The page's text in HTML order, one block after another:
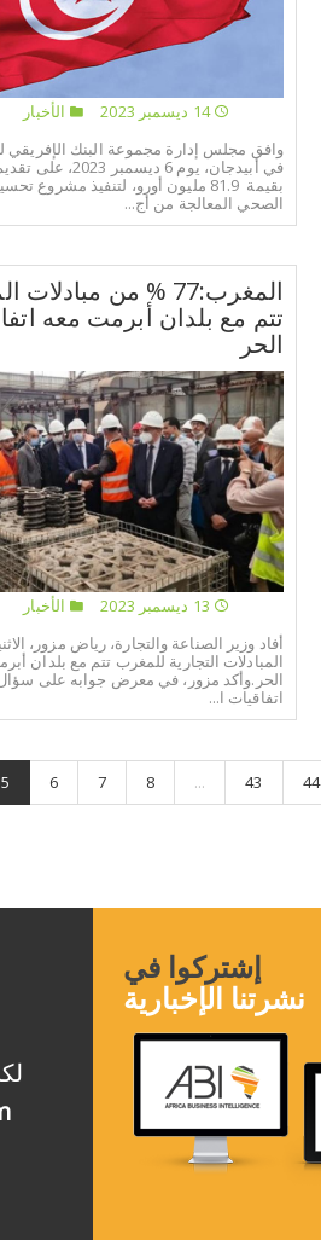
14 ديسمبر 2023
الأخبار
وافق مجلس إدارة مجموعة البنك الإفريقي
في أبيدجان، يوم 6
بقيمة 81.9 مليون أورو، لتنفيذ
الصحي المعالجة من أج...
المغرب:77 % من
تتم مع بلدان أبرمت معه
الحر
الأخبار
المبادلات التجارية للمغرب تتم مع بلدان
الحر.وأكد مزور، في معرض جوابه على
اتفاقيات ا...
5 6 7 8 ... 43 44
إشتركوا في
نشرتنا الإخبارية